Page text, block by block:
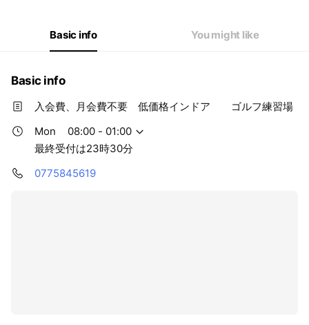
07:00 - 01:00
最終受付は23時30分
Basic info You might like
Basic info
入会費、月会費不要 低価格インドア ゴルフ練習場
Mon
08:00 - 01:00
最終受付は23時30分
0775845619